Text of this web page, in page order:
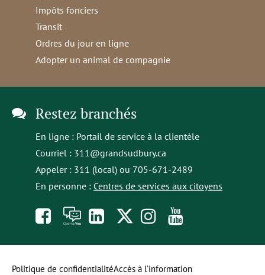
Impôts fonciers
Transit
Ordres du jour en ligne
Adopter un animal de compagnie
Restez branchés
En ligne : Portail de service à la clientèle
Courriel : 311@grandsudbury.ca
Appeler : 311 (local) ou 705-671-2489
En personne : Centres de services aux citoyens
Like
us
on
À
toi
la
opens
in
a
Follow
us
on
Follow
us
on
to
our
Politique de confidentialitéAccès à l’information